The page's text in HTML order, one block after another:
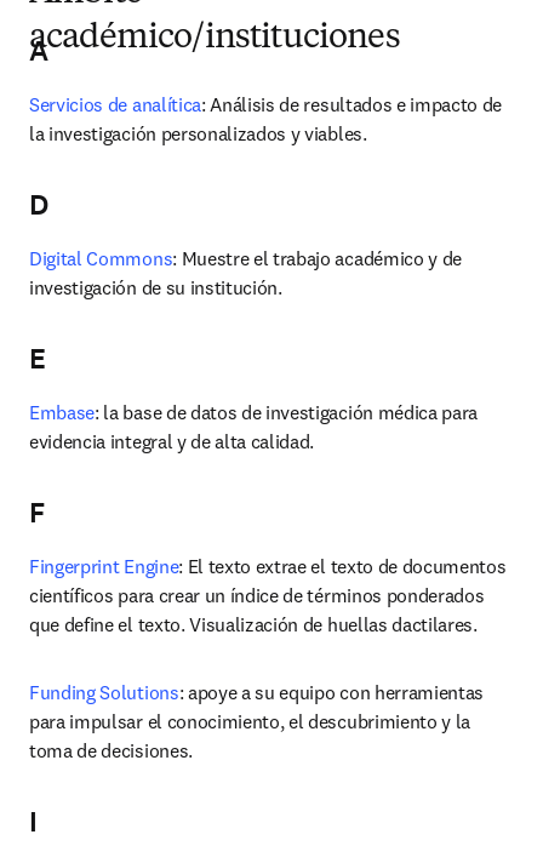
académico/instituciones
A
Servicios de analítica: Análisis de resultados e impacto de
la investigación personalizados y viables.
D
Digital Commons: Muestre el trabajo académico y de
investigación de su institución.
E
Embase: la base de datos de investigación médica para
evidencia integral y de alta calidad.
F
Fingerprint Engine: El texto extrae el texto de documentos
científicos para crear un índice de términos ponderados
que define el texto. Visualización de huellas dactilares.
Funding Solutions: apoye a su equipo con herramientas
para impulsar el conocimiento, el descubrimiento y la
toma de decisiones.
I